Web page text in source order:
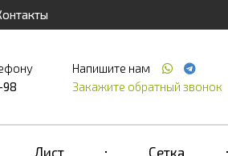
Напишите нам
Закажите обратный звонок
Лист Сетка